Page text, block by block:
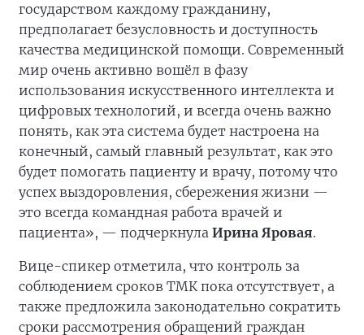
государством каждому гражданину,
предполагает безусловность и доступность
качества медицинской помощи. Современный
мир очень активно вошёл в фазу
использования искусственного интеллекта и
цифровых технологий, и всегда очень важно
понять, как эта система будет настроена на
конечный, самый главный результат, как это
будет помогать пациенту и врачу, потому что
успех выздоровления, сбережения жизни —
это всегда командная работа врачей и
пациента», — подчеркнула Ирина Яровая.
Вице-спикер отметила, что контроль за
соблюдением сроков ТМК пока отсутствует, а
также предложила законодательно сократить
сроки рассмотрения обращений граждан